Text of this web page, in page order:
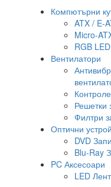
Компютърни
ATX / E-
Micro-
RGB
Вентилатори
Решетки
Филтри
Оптични
DVD
Blu-Ray
PC Аксесоари
LED